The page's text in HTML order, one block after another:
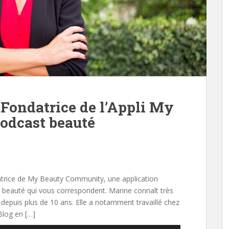
de l’Appli My
beauté
de My Beauty Community, une application
qui vous correspondent. Marine connaît très
plus de 10 ans. Elle a notamment travaillé chez
en […]